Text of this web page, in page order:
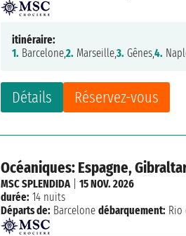
Détails Réservez-vous
itinéraire:
1. Barcelone,2. Marseille,3. Gênes,4.
Océaniques: Espagne,
MSC SPLENDIDA|15 NOV. 2026
durée: 14 nuits
Départs de: Barcelone débarquement: Rio